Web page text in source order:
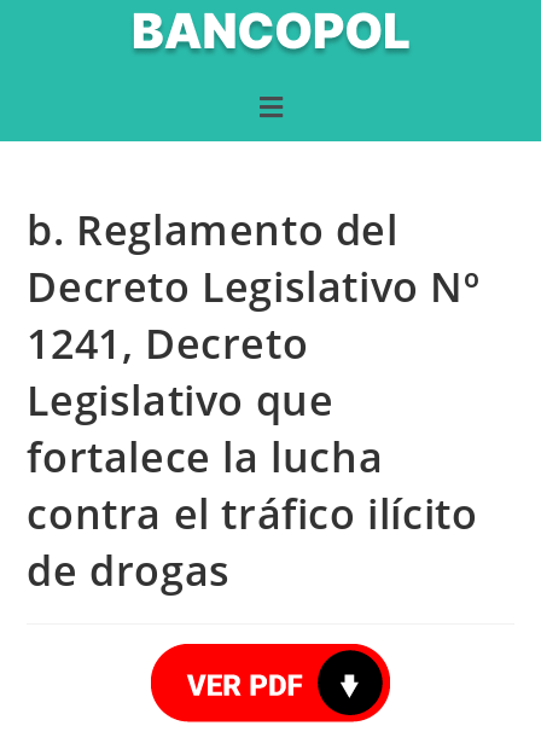
b. Reglamento del
Decreto Legislativo Nº
1241, Decreto
Legislativo que
fortalece la lucha
contra el tráfico ilícito
de drogas